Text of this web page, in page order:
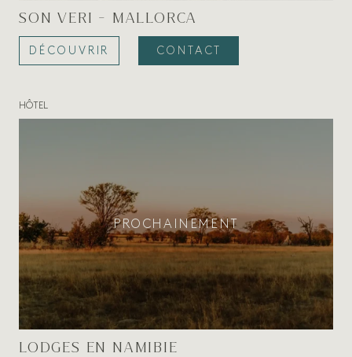
SON VERI - MALLORCA
DÉCOUVRIR CONTACT
HÔTEL
PROCHAINEMENT
LODGES EN NAMIBIE